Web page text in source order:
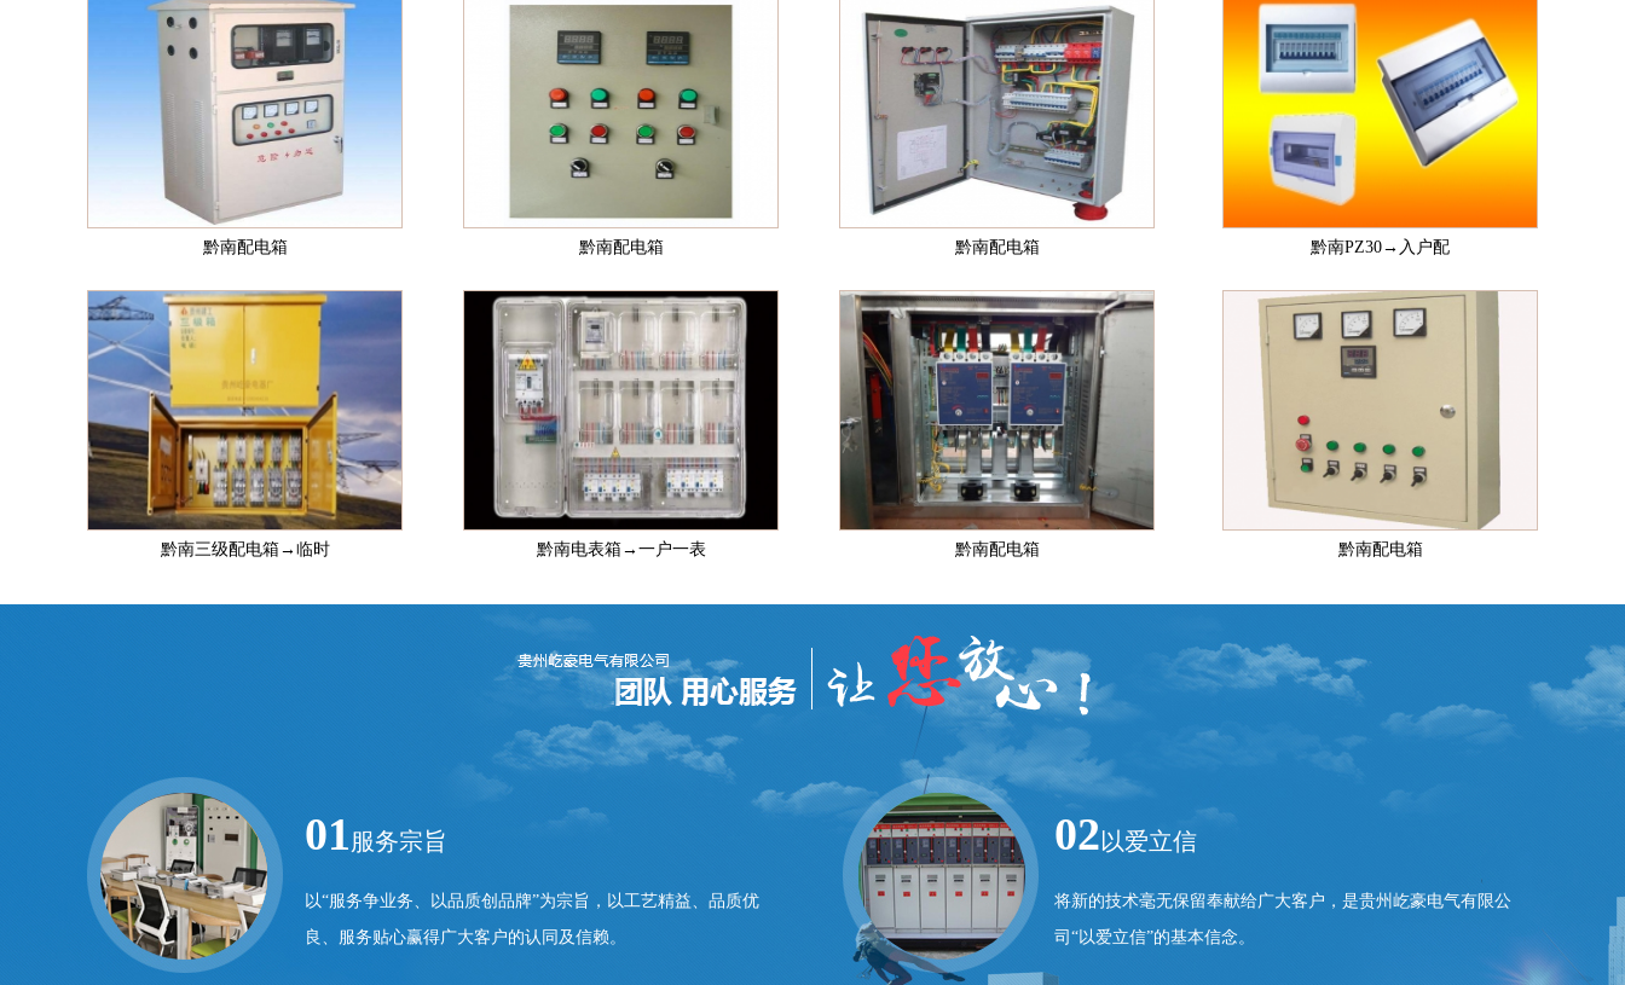
黔南配电箱 黔南配电箱 黔南配电箱 黔南PZ30→入户配
黔南三级配电箱→临时 黔南电表箱→一户一表 黔南配电箱 黔南配电箱
01服务宗旨
以“服务争业务、以品质创品牌”为宗旨，以工艺精益、品质优
良、服务贴心赢得广大客户的认同及信赖。
02以爱立信
将新的技术毫无保留奉献给广大客户，是贵州屹豪电气有限公
司“以爱立信”的基本信念。